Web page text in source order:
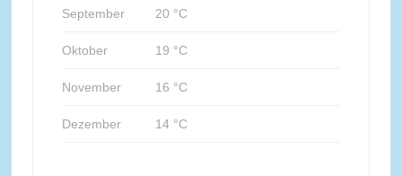
September 20 °C
Oktober 19 °C
November 16 °C
Dezember 14 °C